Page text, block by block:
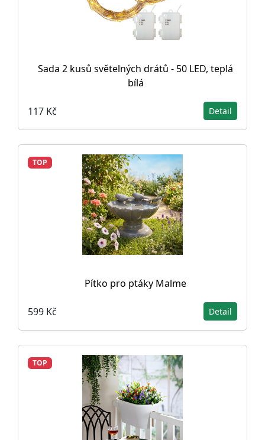
Sada 2 kusů světelných drátů - 50 LED, teplá
bílá
117 Kč Detail
TOP
Pítko pro ptáky Malme
599 Kč Detail
TOP